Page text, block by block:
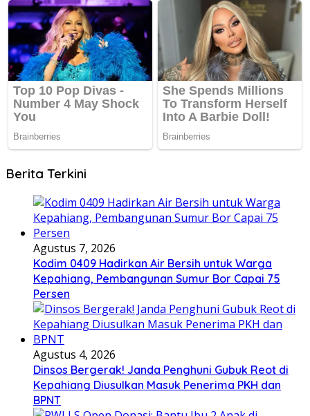
Berita Terkini
Agustus 7, 2026
Kodim 0409 Hadirkan Air Bersih untuk Warga
Kepahiang, Pembangunan Sumur Bor Capai 75
Persen
Agustus 4, 2026
Dinsos Bergerak! Janda Penghuni Gubuk Reot di
Kepahiang Diusulkan Masuk Penerima PKH dan
BPNT